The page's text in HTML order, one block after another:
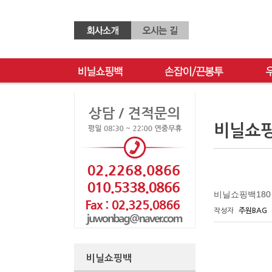
비닐쇼핑백
비닐쇼
비닐쇼핑백180
작성자 주원BAG